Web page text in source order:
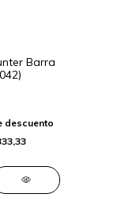
Barra
descuento